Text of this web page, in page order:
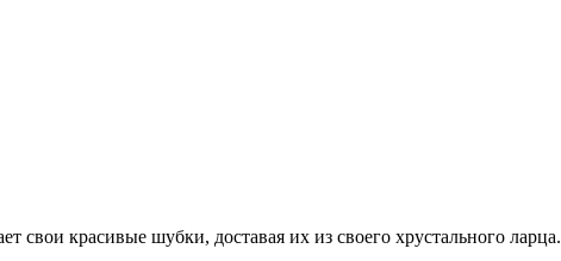
свои красивые шубки, доставая их из своего хрустального ларца.